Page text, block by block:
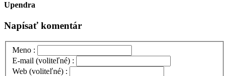
Upendra
Napísať komentár
Meno :
E-mail (voliteľné) :
Web (voliteľné) :